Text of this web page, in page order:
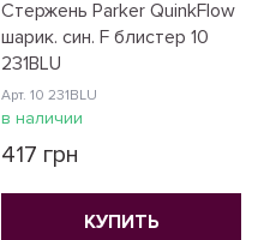
Стержень Parker QuinkFlow
шарик. син. F блистер 10
231BLU
Арт. 10 231BLU
в наличии
417 грн
КУПИТЬ